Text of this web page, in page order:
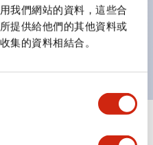
我們網站的資料，這些合
提供給他們的其他資料或
集的資料相結合。
：在危險或緊急狀況下，
多人識別。
顯示全部+